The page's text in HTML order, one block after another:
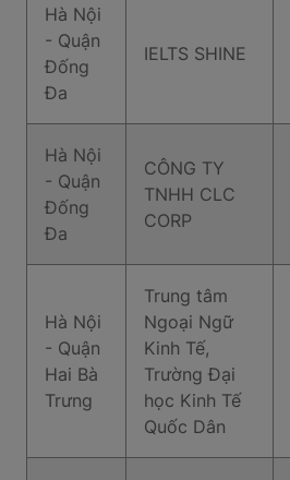
Hà Nội
- Quận
Đống
Đa
IELTS SHINE
Hà Nội
- Quận
Đống
Đa
CÔNG TY
TNHH CLC
CORP
Hà Nội
- Quận
Hai Bà
Trưng
Trung tâm
Ngoại Ngữ
Kinh Tế,
Trường Đại
học Kinh Tế
Quốc Dân